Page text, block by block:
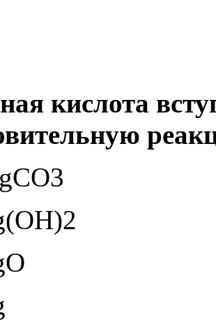
кис­ло­та